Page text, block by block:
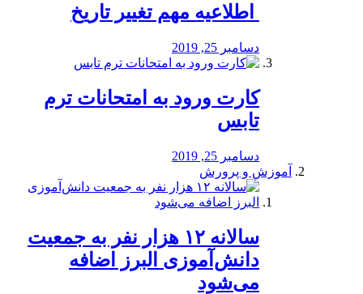
️ اطلاعیه مهم تغییر تاریخ
دسامبر 25, 2019
کارت ورود به امتحانات ترم
تابس
دسامبر 25, 2019
آموزش و پرورش
️سالانه ۱۲ هزار نفر به جمعیت
دانش‌آموزی البرز اضافه
می‌شود